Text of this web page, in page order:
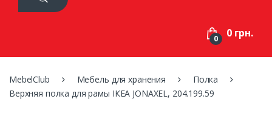
h
:
0 0 грн.
MebelClub Мебель для хранения
Полка
Верхняя полка для рамы ІКЕА JONAXEL, 204.199.59